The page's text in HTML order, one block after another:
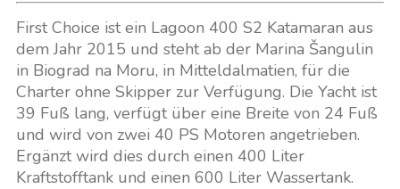
First Choice ist ein Lagoon 400 S2 Katamaran aus
dem Jahr 2015 und steht ab der Marina Šangulin
in Biograd na Moru, in Mitteldalmatien, für die
Charter ohne Skipper zur Verfügung. Die Yacht ist
39 Fuß lang, verfügt über eine Breite von 24 Fuß
und wird von zwei 40 PS Motoren angetrieben.
Ergänzt wird dies durch einen 400 Liter
Kraftstofftank und einen 600 Liter Wassertank.